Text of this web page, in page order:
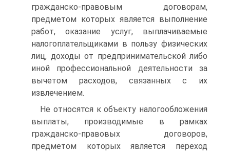
гражданско-правовым договорам,
предметом которых является выполнение
работ, оказание услуг, выплачиваемые
налогоплательщиками в пользу физических
лиц, доходы от предпринимательской либо
иной профессиональной деятельности за
вычетом расходов, связанных с их
извлечением.
Не относятся к объекту налогообложения
выплаты, производимые в рамках
гражданско-правовых договоров,
предметом которых является переход